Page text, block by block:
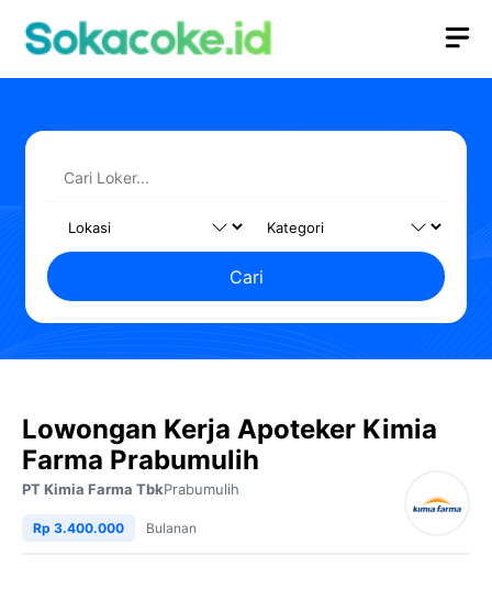
Cari
Lowongan Kerja Apoteker Kimia
Farma Prabumulih
PT Kimia Farma TbkPrabumulih
Rp 3.400.000 Bulanan